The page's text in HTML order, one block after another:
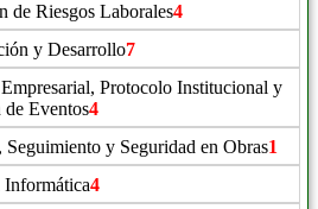
de Riesgos Laborales4
y Desarrollo7
Protocolo Institucional y
Eventos4
Seguimiento y Seguridad en Obras1
Informática4